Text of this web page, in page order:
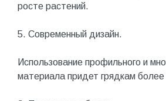
росте растений.
5. Современный дизайн.
Использование профильного и
материала придет грядкам